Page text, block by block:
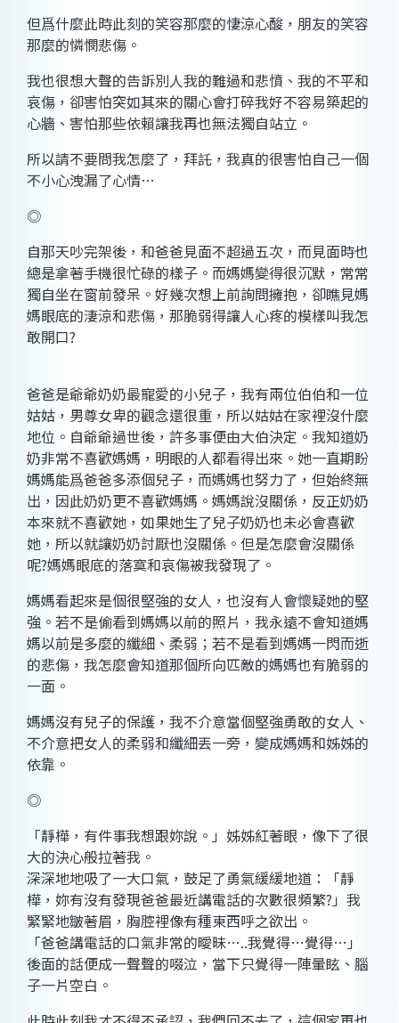
但爲什麼此時此刻的笑容那麼的悽涼心酸，朋友的笑容
那麼的憐憫悲傷。
我也很想大聲的告訴別人我的難過和悲憤、我的不平和
哀傷，卻害怕突如其來的關心會打碎我好不容易築起的
心牆、害怕那些依賴讓我再也無法獨自站立。
所以請不要問我怎麼了，拜託，我真的很害怕自己一個
不小心洩漏了心情…
◎
自那天吵完架後，和爸爸見面不超過五次，而見面時也
總是拿著手機很忙碌的樣子。而媽媽變得很沉默，常常
獨自坐在窗前發呆。好幾次想上前詢問擁抱，卻瞧見媽
媽眼底的淒涼和悲傷，那脆弱得讓人心疼的模樣叫我怎
敢開口?
爸爸是爺爺奶奶最寵愛的小兒子，我有兩位伯伯和一位
姑姑，男尊女卑的觀念還很重，所以姑姑在家裡沒什麼
地位。自爺爺過世後，許多事便由大伯決定。我知道奶
奶非常不喜歡媽媽，明眼的人都看得出來。她一直期盼
媽媽能爲爸爸多添個兒子，而媽媽也努力了，但始終無
出，因此奶奶更不喜歡媽媽。媽媽說沒關係，反正奶奶
本來就不喜歡她，如果她生了兒子奶奶也未必會喜歡
她，所以就讓奶奶討厭也沒關係。但是怎麼會沒關係
呢?媽媽眼底的落寞和哀傷被我發現了。
媽媽看起來是個很堅強的女人，也沒有人會懷疑她的堅
強。若不是偷看到媽媽以前的照片，我永遠不會知道媽
媽以前是多麼的纖細、柔弱；若不是看到媽媽一閃而逝
的悲傷，我怎麼會知道那個所向匹敵的媽媽也有脆弱的
一面。
媽媽沒有兒子的保護，我不介意當個堅強勇敢的女人、
不介意把女人的柔弱和纖細丟一旁，變成媽媽和姊姊的
依靠。
◎
「靜樺，有件事我想跟妳說。」姊姊紅著眼，像下了很
大的決心般拉著我。
深深地地吸了一大口氣，鼓足了勇氣緩緩地道：「靜
樺，妳有沒有發現爸爸最近講電話的次數很頻繁?」我
緊緊地皺著眉，胸腔裡像有種東西呼之欲出。
「爸爸講電話的口氣非常的曖昧…..我覺得…覺得…」
後面的話便成一聲聲的啜泣，當下只覺得一陣暈眩、腦
子一片空白。